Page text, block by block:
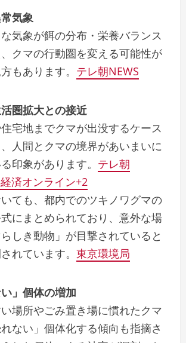
気象
気象が餌の分布・栄養バランス
クマの行動圏を変える可能性が
もあります。 テレ朝NEWS
圏拡大との接近
宅地までクマが出没するケース
人間とクマの境界があいまいに
印象があります。 テレ朝
済オンライン+2
ても、都内でのツキノワグマの
にまとめられており、意外な場
しき動物」が目撃されていると
れています。 東京環境局
い」個体の増加
場所やごみ置き場に慣れたクマ
ない」個体化する傾向も指摘さ